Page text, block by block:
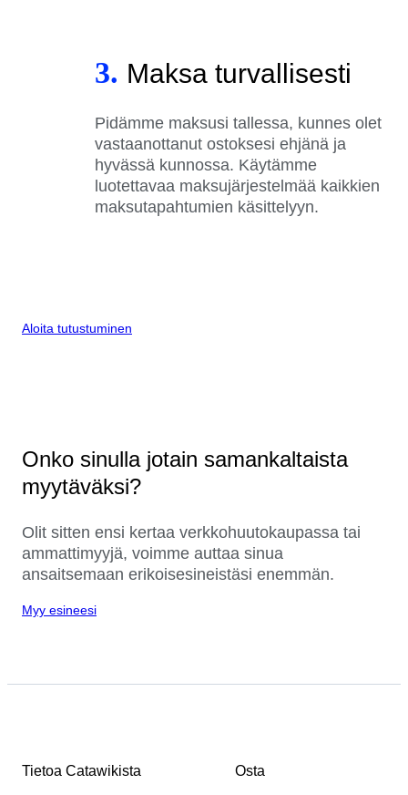
3. Maksa turvallisesti
Pidämme maksusi tallessa, kunnes olet
vastaanottanut ostoksesi ehjänä ja
hyvässä kunnossa. Käytämme
luotettavaa maksujärjestelmää kaikkien
maksutapahtumien käsittelyyn.
Aloita tutustuminen
Onko sinulla jotain samankaltaista
myytäväksi?
Olit sitten ensi kertaa verkkohuutokaupassa tai
ammattimyyjä, voimme auttaa sinua
ansaitsemaan erikoisesineistäsi enemmän.
Myy esineesi
Tietoa Catawikista Osta